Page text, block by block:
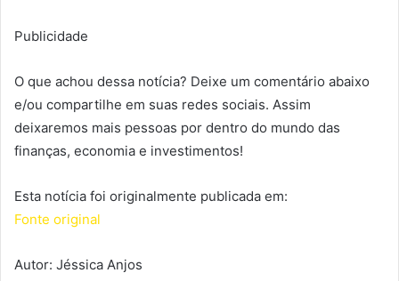
Publicidade
O que achou dessa notícia? Deixe um comentário abaixo
e/ou compartilhe em suas redes sociais. Assim
deixaremos mais pessoas por dentro do mundo das
finanças, economia e investimentos!
Esta notícia foi originalmente publicada em:
Fonte original
Autor: Jéssica Anjos